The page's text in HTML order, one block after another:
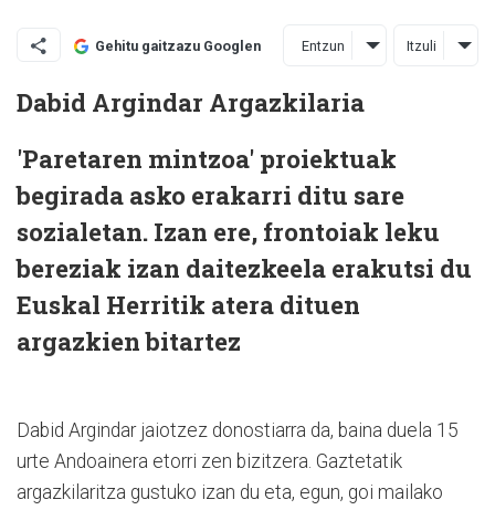
Gehitu gaitzazu Googlen Entzun Itzuli
Dabid Argindar Argazkilaria
'Paretaren mintzoa' proiektuak
begirada asko erakarri ditu sare
sozialetan. Izan ere, frontoiak leku
bereziak izan daitezkeela erakutsi du
Euskal Herritik atera dituen
argazkien bitartez
Dabid Argindar jaiotzez donostiarra da, baina duela 15
urte Andoainera etorri zen bizitzera. Gaztetatik
argazkilaritza gustuko izan du eta, egun, goi mailako